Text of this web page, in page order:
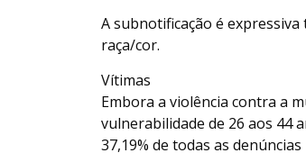
A subnotificação é expressiva
raça/cor.
Vítimas
Embora a violência contra a
vulnerabilidade de 26 aos 44
37,19% de todas as